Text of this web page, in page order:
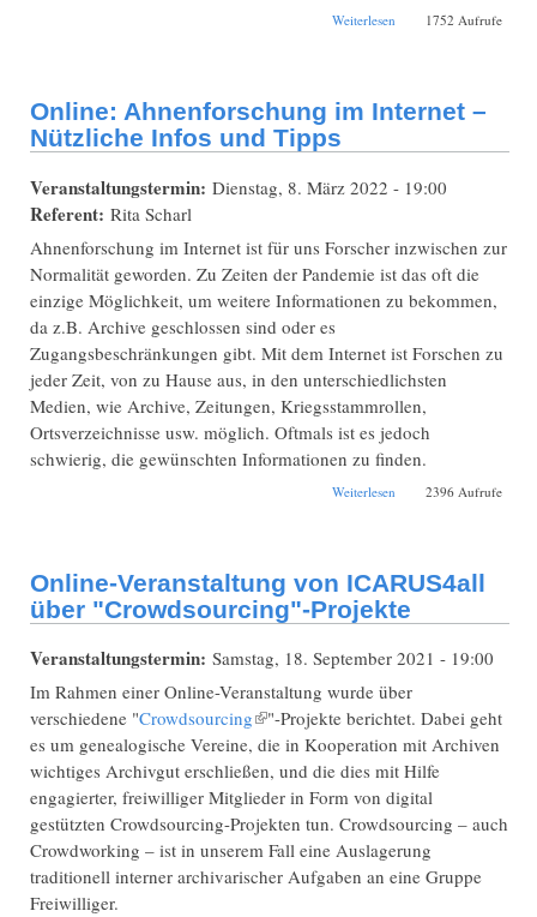
Weiterlesen über Hybrid:
1752 Aufrufe
Online: Ahnenforschung im Internet –
Nützliche Infos und Tipps
Veranstaltungstermin: Dienstag, 8. März 2022 - 19:00
Referent: Rita Scharl
Ahnenforschung im Internet ist für uns Forscher inzwischen zur
Normalität geworden. Zu Zeiten der Pandemie ist das oft die
einzige Möglichkeit, um weitere Informationen zu bekommen,
da z.B. Archive geschlossen sind oder es
Zugangsbeschränkungen gibt. Mit dem Internet ist Forschen zu
jeder Zeit, von zu Hause aus, in den unterschiedlichsten
Medien, wie Archive, Zeitungen, Kriegsstammrollen,
Ortsverzeichnisse usw. möglich. Oftmals ist es jedoch
schwierig, die gewünschten Informationen zu finden.
Weiterlesen über Online:
2396 Aufrufe
Online-Veranstaltung von ICARUS4all
über "Crowdsourcing"-Projekte
Veranstaltungstermin: Samstag, 18. September 2021 - 19:00
Im Rahmen einer Online-Veranstaltung wurde über
verschiedene "Crowdsourcing(Link ist extern)
"-Projekte berichtet. Dabei geht
es um genealogische Vereine, die in Kooperation mit Archiven
wichtiges Archivgut erschließen, und die dies mit Hilfe
engagierter, freiwilliger Mitglieder in Form von digital
gestützten Crowdsourcing-Projekten tun. Crowdsourcing – auch
Crowdworking – ist in unserem Fall eine Auslagerung
traditionell interner archivarischer Aufgaben an eine Gruppe
Freiwilliger.